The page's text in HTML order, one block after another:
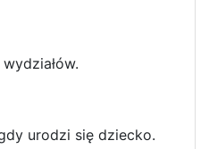
urodzi się dziecko.